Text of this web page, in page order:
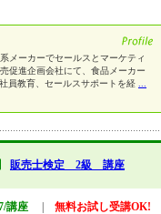
メーカーでセールスとマーケティ
促進企画会社にて、食品メーカー
員教育、セールスサポートを経
販売士検定 2級 講座
講座
無料お試し受講OK!